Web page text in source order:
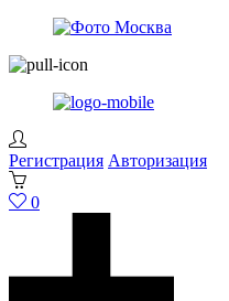
Регистрация Авторизация
0